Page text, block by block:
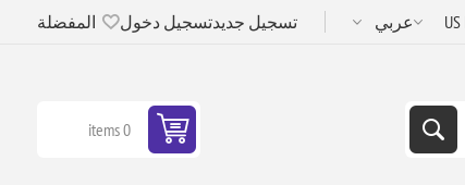
تسجيل جديدتسجيل دخول المفضلة
0 items